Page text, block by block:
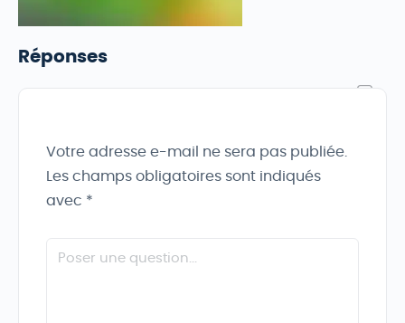
Réponses
Votre adresse e-mail ne sera pas publiée.
Les champs obligatoires sont indiqués
avec *